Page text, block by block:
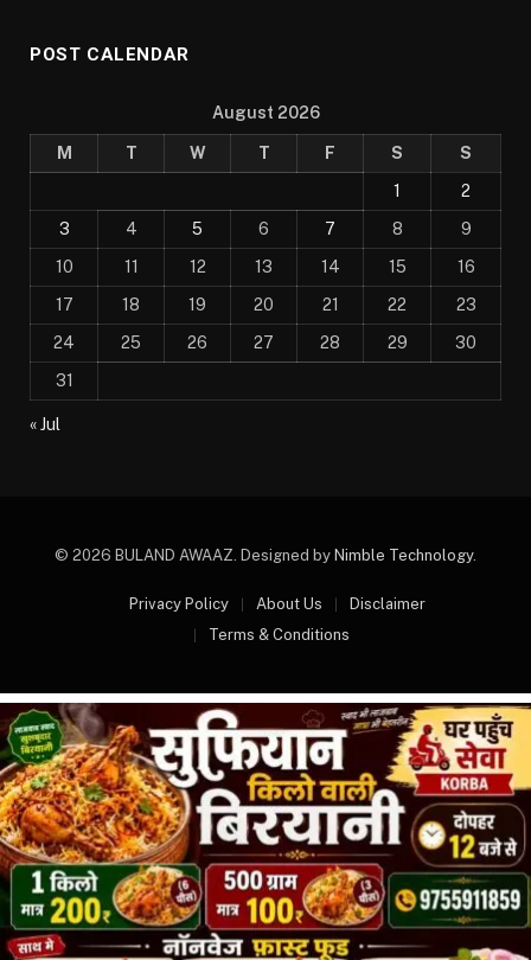
POST CALENDAR
August 2026
M T W T F S
S
1
2
3
4 5 6 7 8
9
10
11 12 13 14 15
16
17
18 19 20 21 22
23
24
25 26 27 28 29
30
31
« Jul
© 2026 BULAND AWAAZ. Designed by Nimble Technology.
Privacy Policy About Us
Disclaimer
Terms & Conditions